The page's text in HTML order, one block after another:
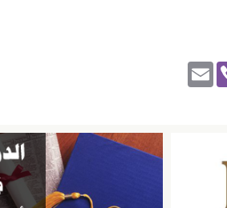
Vi